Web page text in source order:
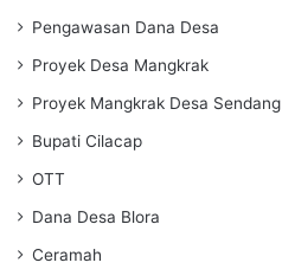
Pengawasan Dana Desa
Proyek Desa Mangkrak
Proyek Mangkrak Desa Sendang
Bupati Cilacap
OTT
Dana Desa Blora
Ceramah